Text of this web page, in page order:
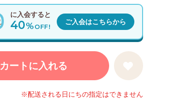
カートに入れる
※配送される日にちの指定はできません
に入会すると
40%OFF!
ご入会はこちらから